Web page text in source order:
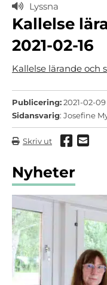
Lyssna
Kallelse
2021-02-16
Kallelse lärande och
Publicering:2021-02-09
Sidansvarig: Josefine
Skriv ut Dela
Nyheter